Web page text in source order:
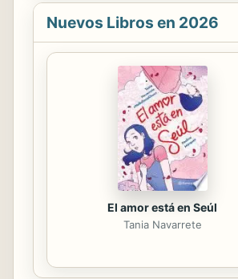
Nuevos Libros en 2026
El amor está en Seúl
Tania Navarrete